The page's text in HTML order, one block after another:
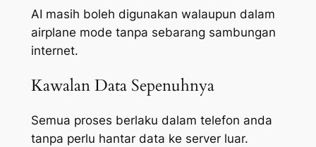
AI masih boleh digunakan walaupun dalam
airplane mode tanpa sebarang sambungan
internet.
Kawalan Data Sepenuhnya
Semua proses berlaku dalam telefon anda
tanpa perlu hantar data ke server luar.